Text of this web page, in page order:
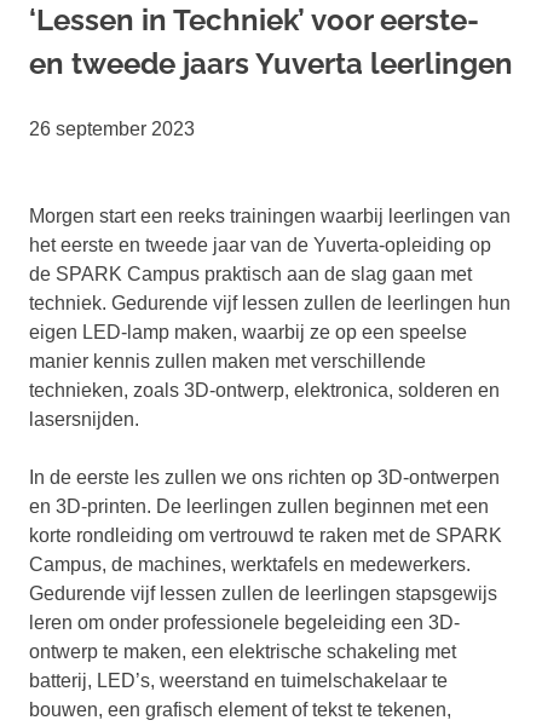
‘Lessen in Techniek’ voor eerste-
en tweede jaars Yuverta leerlingen
26 september 2023
Morgen start een reeks trainingen waarbij leerlingen van
het eerste en tweede jaar van de Yuverta-opleiding op
de SPARK Campus praktisch aan de slag gaan met
techniek. Gedurende vijf lessen zullen de leerlingen hun
eigen LED-lamp maken, waarbij ze op een speelse
manier kennis zullen maken met verschillende
technieken, zoals 3D-ontwerp, elektronica, solderen en
lasersnijden.
In de eerste les zullen we ons richten op 3D-ontwerpen
en 3D-printen. De leerlingen zullen beginnen met een
korte rondleiding om vertrouwd te raken met de SPARK
Campus, de machines, werktafels en medewerkers.
Gedurende vijf lessen zullen de leerlingen stapsgewijs
leren om onder professionele begeleiding een 3D-
ontwerp te maken, een elektrische schakeling met
batterij, LED’s, weerstand en tuimelschakelaar te
bouwen, een grafisch element of tekst te tekenen,